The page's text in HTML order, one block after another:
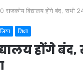
राजकीय विद्यालय होंगे बंद, सभी
शिक्षा
होंगे